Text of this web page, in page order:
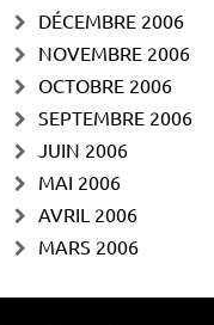
DÉCEMBRE 2006
NOVEMBRE 2006
OCTOBRE 2006
SEPTEMBRE 2006
JUIN 2006
MAI 2006
AVRIL 2006
MARS 2006